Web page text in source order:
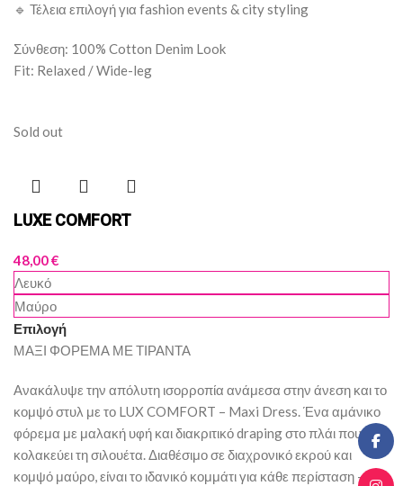
🔹 Τέλεια επιλογή για fashion events & city styling
Σύνθεση: 100% Cotton Denim Look
Fit: Relaxed / Wide-leg
Sold out
LUXE COMFORT
48,00€
Λευκό
Μαύρο
Επιλογή
ΜΑΞΙ ΦΟΡΕΜΑ ΜΕ ΤΙΡΑΝΤΑ
Ανακάλυψε την απόλυτη ισορροπία ανάμεσα στην άνεση και το
κομψό στυλ με το LUX COMFORT – Maxi Dress. Ένα αμάνικο
φόρεμα με μαλακή υφή και διακριτικό draping στο πλάι που
κολακεύει τη σιλουέτα. Διαθέσιμο σε διαχρονικό εκρού και
κομψό μαύρο, είναι το ιδανικό κομμάτι για κάθε περίσταση –